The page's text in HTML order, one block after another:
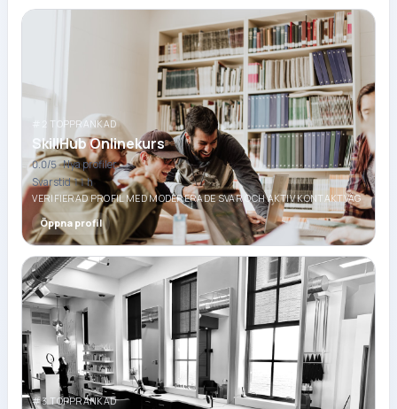
#2 TOPPRANKAD
SkillHub Onlinekurs
0.0/5 ·Nya profiler
Svarstid 11 h
VERIFIERAD PROFIL MED MODERERADE SVAR OCH AKTIV KONTAKTVÄG
Öppna profil
#3 TOPPRANKAD